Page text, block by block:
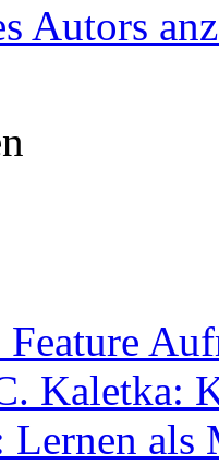
Autors
Kaletka:
Lernen als